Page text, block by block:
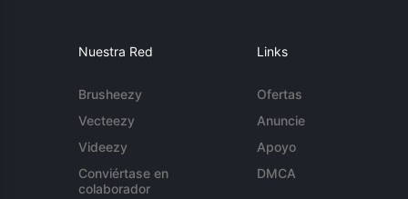
Nuestra Red
Brusheezy
Vecteezy
Videezy
Conviértase en
colaborador
Links
Ofertas
Anuncie
Apoyo
DMCA